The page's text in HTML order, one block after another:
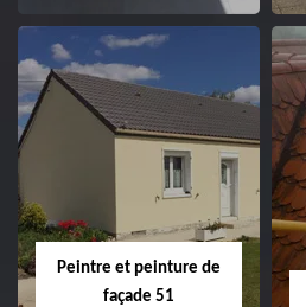
Peintre intérieur
Peintre et peinture de
façade 51